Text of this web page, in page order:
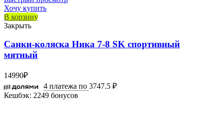
Хочу купить
В корзину
Закрыть
Санки-коляска Ника 7-8 SK спортивный
мятный
14990₽
4 платежа по 3747.5 ₽
Кешбэк: 2249 бонусов